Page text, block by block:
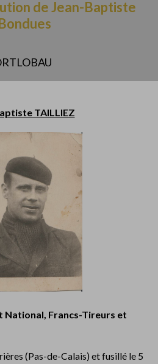
de Jean-Baptiste
TAILLIEZ
National, Francs-Tireurs et
(Pas-de-Calais) et fusillé le 5